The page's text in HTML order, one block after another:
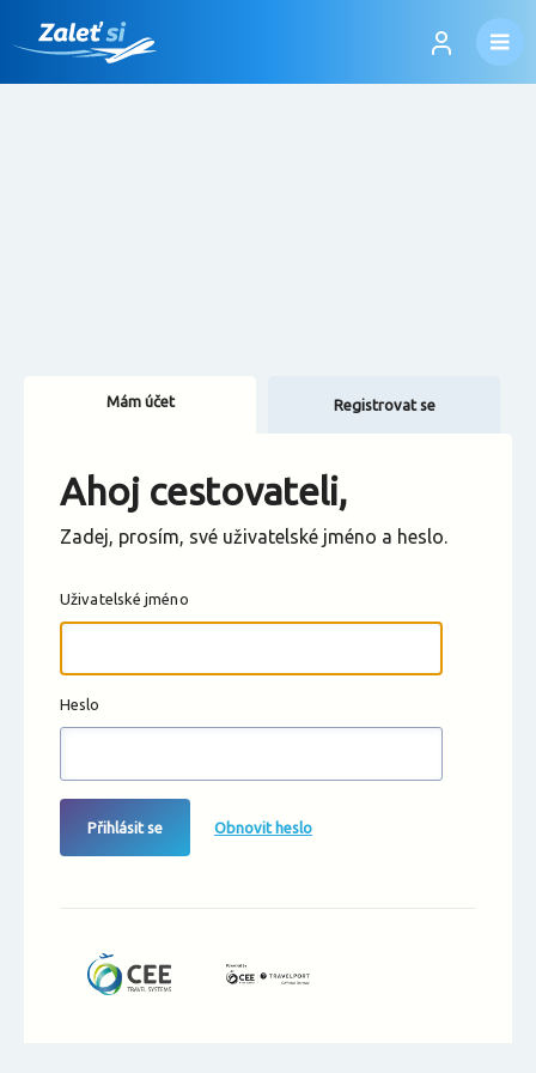
Změnit měnu
Mám účet Registrovat se
Ahoj cestovateli,
Zadej, prosím, své uživatelské jméno a heslo.
Uživatelské jméno
Heslo
Přihlásit se Obnovit heslo